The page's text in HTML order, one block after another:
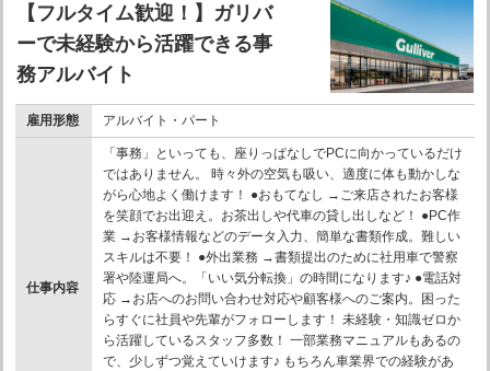
【フルタイム歓迎！】ガリバ
ーで未経験から活躍できる事
務アルバイト
雇用形態 アルバイト・パート
仕事内容
「事務」といっても、座りっぱなしでPCに向かっているだけ
ではありません。 時々外の空気も吸い、適度に体も動かしな
がら心地よく働けます！ ●おもてなし →ご来店されたお客様
を笑顔でお出迎え。お茶出しや代車の貸し出しなど！ ●PC作
業 →お客様情報などのデータ入力、簡単な書類作成。難しい
スキルは不要！ ●外出業務 →書類提出のために社用車で警察
署や陸運局へ。「いい気分転換」の時間になります♪ ●電話対
応 →お店へのお問い合わせ対応や顧客様へのご案内。困った
らすぐに社員や先輩がフォローします！ 未経験・知識ゼロか
ら活躍しているスタッフ多数！ 一部業務マニュアルもあるの
で、少しずつ覚えていけます♪ もちろん車業界での経験があ